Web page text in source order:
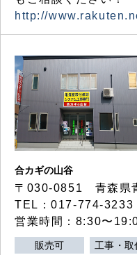
http://
合カギの山谷
〒030-0851 青森県
TEL：017-774-
営業時間：8:30〜
販売可 工事・取